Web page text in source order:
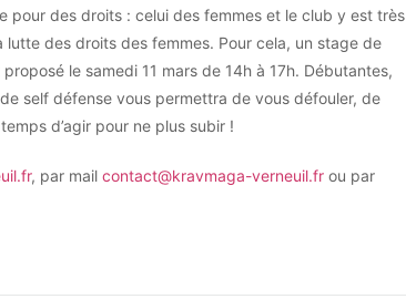
pour des droits : celui des femmes et le club y est très
des droits des femmes. Pour cela, un stage de
le samedi 11 mars de 14h à 17h. Débutantes,
self défense vous permettra de vous défouler, de
d’agir pour ne plus subir !
, par mail contact@kravmaga-verneuil.fr ou par